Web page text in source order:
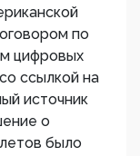
по
цифровых
ссылкой на
источник
о
было